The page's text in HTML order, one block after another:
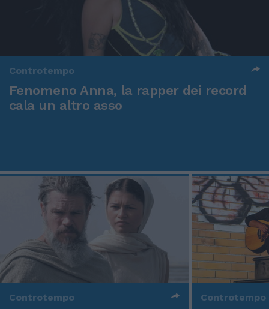
Controtempo
Fenomeno Anna, la rapper dei record
cala un altro asso
Controtempo Controtempo